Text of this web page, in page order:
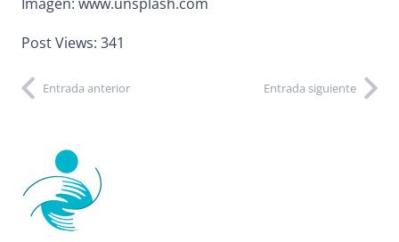
Post Views: 341
Entrada anterior Entrada siguiente